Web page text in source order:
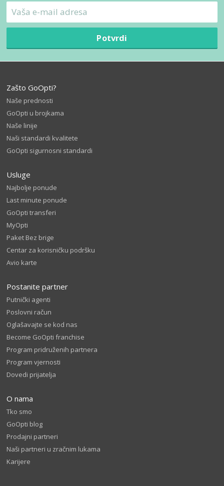
Potvrdi
Zašto GoOpti?
Naše prednosti
GoOpti u brojkama
Naše linije
Naši standardi kvalitete
GoOpti sigurnosni standardi
Usluge
Najbolje ponude
Last minute ponude
GoOpti transferi
MyOpti
Paket Bez brige
Centar za korisničku podršku
Avio karte
Postanite partner
Putnički agenti
Poslovni račun
Oglašavajte se kod nas
Become GoOpti franchise
Program pridruženih partnera
Program vjernosti
Dovedi prijatelja
O nama
Tko smo
GoOpti blog
Prodajni partneri
Naši partneri u zračnim lukama
Karijere